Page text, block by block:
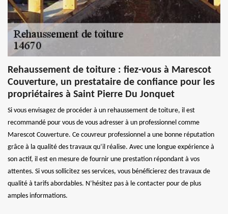
Rehaussement de toiture : fiez-vous à Marescot
Couverture, un prestataire de confiance pour les
propriétaires à Saint Pierre Du Jonquet
Si vous envisagez de procéder à un rehaussement de toiture, il est
recommandé pour vous de vous adresser à un professionnel comme
Marescot Couverture. Ce couvreur professionnel a une bonne réputation
grâce à la qualité des travaux qu’il réalise. Avec une longue expérience à
son actif, il est en mesure de fournir une prestation répondant à vos
attentes. Si vous sollicitez ses services, vous bénéficierez des travaux de
qualité à tarifs abordables. N’hésitez pas à le contacter pour de plus
amples informations.